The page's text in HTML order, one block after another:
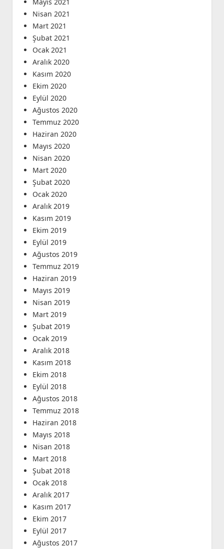
Mayıs 2021
Nisan 2021
Mart 2021
Şubat 2021
Ocak 2021
Aralık 2020
Kasım 2020
Ekim 2020
Eylül 2020
Ağustos 2020
Temmuz 2020
Haziran 2020
Mayıs 2020
Nisan 2020
Mart 2020
Şubat 2020
Ocak 2020
Aralık 2019
Kasım 2019
Ekim 2019
Eylül 2019
Ağustos 2019
Temmuz 2019
Haziran 2019
Mayıs 2019
Nisan 2019
Mart 2019
Şubat 2019
Ocak 2019
Aralık 2018
Kasım 2018
Ekim 2018
Eylül 2018
Ağustos 2018
Temmuz 2018
Haziran 2018
Mayıs 2018
Nisan 2018
Mart 2018
Şubat 2018
Ocak 2018
Aralık 2017
Kasım 2017
Ekim 2017
Eylül 2017
Ağustos 2017